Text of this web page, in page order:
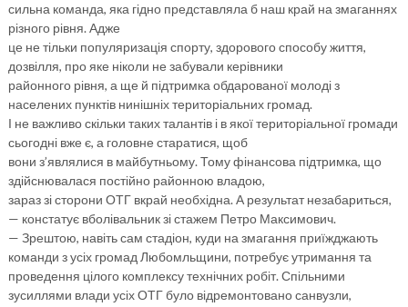
сильна команда, яка гідно представляла б наш край на змаганнях
різного рівня. Адже
це не тільки популяризація спорту, здорового способу життя,
дозвілля, про яке ніколи не забували керівники
районного рівня, а ще й підтримка обдарованої молоді з
населених пунктів нинішніх територіальних громад.
І не важливо скільки таких талантів і в якої територіальної громади
сьогодні вже є, а головне старатися, щоб
вони з’являлися в майбутньому. Тому фінансова підтримка, що
здійснювалася постійно районною владою,
зараз зі сторони ОТГ вкрай необхідна. А результат незабариться,
— констатує вболівальник зі стажем Петро Максимович.
— Зрештою, навіть сам стадіон, куди на змагання приїжджають
команди з усіх громад Любомльщини, потребує утримання та
проведення цілого комплексу технічних робіт. Спільними
зусиллями влади усіх ОТГ було відремонтовано санвузли,